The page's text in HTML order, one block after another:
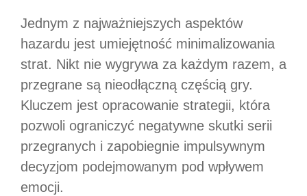
Jednym z najważniejszych aspektów
hazardu jest umiejętność minimalizowania
strat. Nikt nie wygrywa za każdym razem, a
przegrane są nieodłączną częścią gry.
Kluczem jest opracowanie strategii, która
pozwoli ograniczyć negatywne skutki serii
przegranych i zapobiegnie impulsywnym
decyzjom podejmowanym pod wpływem
emocji.